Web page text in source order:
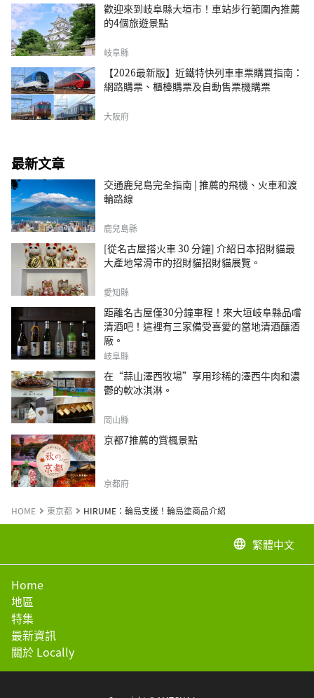
歡迎來到岐阜縣大垣市！車站步行範圍內推薦
的4個旅遊景點
岐阜縣
【2026最新版】近鐵特快列車車票購買指南：
網路購票、櫃檯購票及自動售票機購票
大阪府
最新文章
交通鹿兒島完全指南 | 推薦的飛機、火車和渡
輪路線
鹿兒島縣
[從名古屋搭火車 30 分鐘] 介紹日本招財貓最
大產地常滑市的招財貓招財貓展覽。
愛知縣
距離名古屋僅30分鐘車程！來大垣岐阜縣品嚐
清酒吧！這裡有三家備受喜愛的當地清酒釀酒
廠。
岐阜縣
在“蒜山澤西牧場”享用珍稀的澤西牛肉和濃
鬱的軟冰淇淋。
岡山縣
京都7推薦的賞楓景點
京都府
HOME 東京都 HIRUME：輪島支援！輪島塗商品介紹
language 繁體中文
Home
地區
特集
最新資訊
關於 Locally